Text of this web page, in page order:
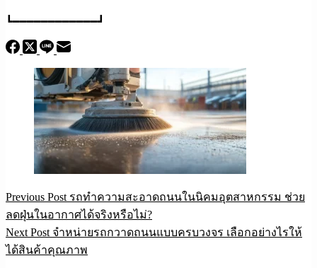
┗━━━━━━━━━━━━┛
Previous Post รถทำความสะอาดถนนในนิคมอุตสาหกรรม ช่วย
ลดฝุ่นในอากาศได้จริงหรือไม่?
Next Post จำหน่ายรถกวาดถนนแบบครบวงจร เลือกอย่างไรให้
ได้สินค้าคุณภาพ